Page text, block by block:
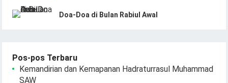
Doa-Doa di Bulan Rabiul Awal
Pos-pos Terbaru
Kemandirian dan Kemapanan Hadraturrasul Muhammad
SAW